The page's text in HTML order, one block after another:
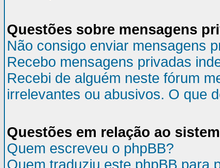
Questões sobre mensagens
Não consigo enviar mensagens
Recebo mensagens privadas
Recebi de alguém neste fórum
irrelevantes ou abusivos. O que
Questões em relação ao
Quem escreveu o phpBB?
Quem traduziu este phpBB para